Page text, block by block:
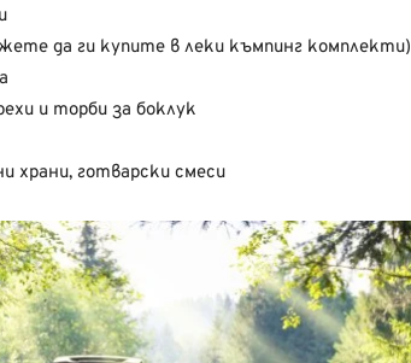
да ги купите в леки къмпинг комплекти)
и торби за боклук
храни, готварски смеси